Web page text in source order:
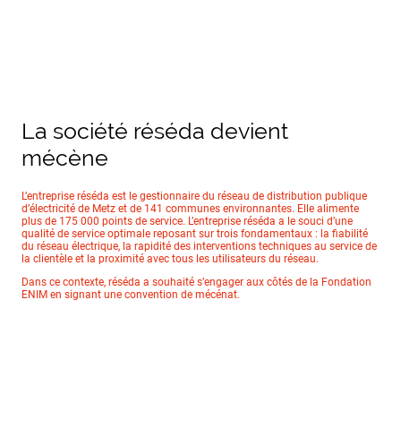
La société réséda devient
mécène
L’entreprise réséda est le gestionnaire du réseau de distribution publique
d’électricité de Metz et de 141 communes environnantes. Elle alimente
plus de 175 000 points de service. L’entreprise réséda a le souci d’une
qualité de service optimale reposant sur trois fondamentaux : la fiabilité
du réseau électrique, la rapidité des interventions techniques au service de
la clientèle et la proximité avec tous les utilisateurs du réseau.
Dans ce contexte, réséda a souhaité s’engager aux côtés de la Fondation
ENIM en signant une convention de mécénat.